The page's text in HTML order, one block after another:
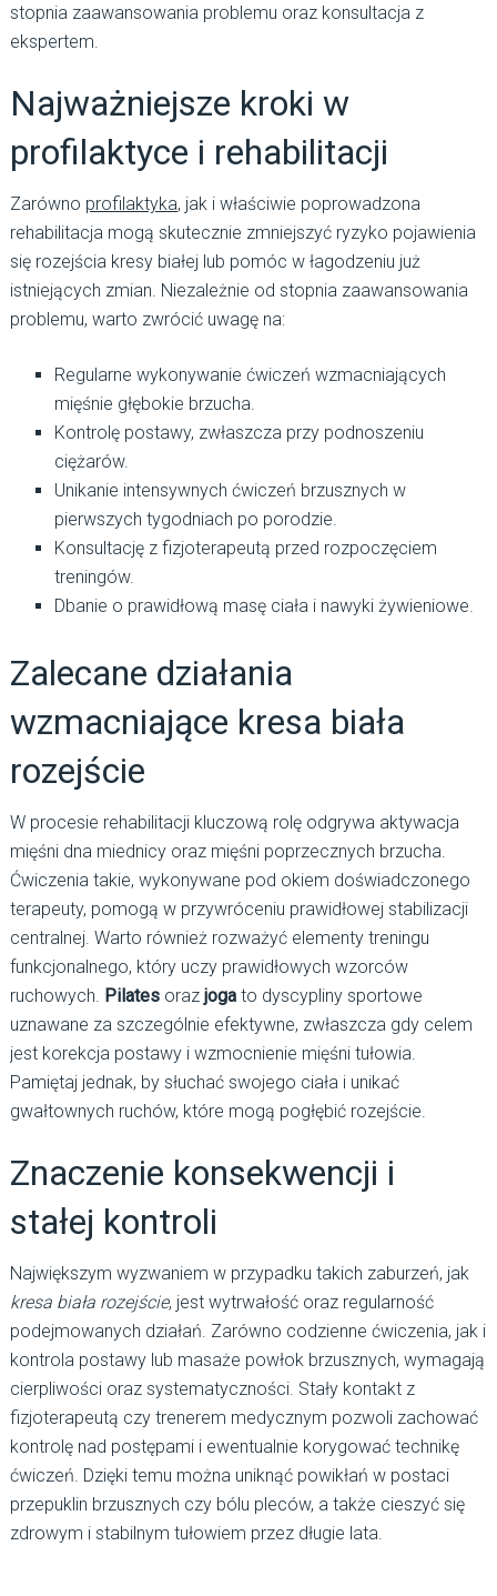
stopnia zaawansowania problemu oraz konsultacja z
ekspertem.
Najważniejsze kroki w
profilaktyce i rehabilitacji
Zarówno profilaktyka, jak i właściwie poprowadzona
rehabilitacja mogą skutecznie zmniejszyć ryzyko pojawienia
się rozejścia kresy białej lub pomóc w łagodzeniu już
istniejących zmian. Niezależnie od stopnia zaawansowania
problemu, warto zwrócić uwagę na:
Regularne wykonywanie ćwiczeń wzmacniających
mięśnie głębokie brzucha.
Kontrolę postawy, zwłaszcza przy podnoszeniu
ciężarów.
Unikanie intensywnych ćwiczeń brzusznych w
pierwszych tygodniach po porodzie.
Konsultację z fizjoterapeutą przed rozpoczęciem
treningów.
Dbanie o prawidłową masę ciała i nawyki żywieniowe.
Zalecane działania
wzmacniające kresa biała
rozejście
W procesie rehabilitacji kluczową rolę odgrywa aktywacja
mięśni dna miednicy oraz mięśni poprzecznych brzucha.
Ćwiczenia takie, wykonywane pod okiem doświadczonego
terapeuty, pomogą w przywróceniu prawidłowej stabilizacji
centralnej. Warto również rozważyć elementy treningu
funkcjonalnego, który uczy prawidłowych wzorców
ruchowych. Pilatesoraz jogato dyscypliny sportowe
uznawane za szczególnie efektywne, zwłaszcza gdy celem
jest korekcja postawy i wzmocnienie mięśni tułowia.
Pamiętaj jednak, by słuchać swojego ciała i unikać
gwałtownych ruchów, które mogą pogłębić rozejście.
Znaczenie konsekwencji i
stałej kontroli
Największym wyzwaniem w przypadku takich zaburzeń, jak
kresa biała rozejście, jest wytrwałość oraz regularność
podejmowanych działań. Zarówno codzienne ćwiczenia, jak i
kontrola postawy lub masaże powłok brzusznych, wymagają
cierpliwości oraz systematyczności. Stały kontakt z
fizjoterapeutą czy trenerem medycznym pozwoli zachować
kontrolę nad postępami i ewentualnie korygować technikę
ćwiczeń. Dzięki temu można uniknąć powikłań w postaci
przepuklin brzusznych czy bólu pleców, a także cieszyć się
zdrowym i stabilnym tułowiem przez długie lata.